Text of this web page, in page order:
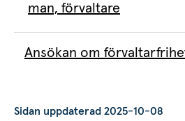
man, förvaltare
Ansökan om
Sidan uppdaterad 2025-10-08